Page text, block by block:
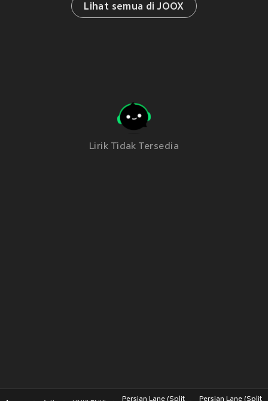
Lihat semua di JOOX
Lirik Tidak Tersedia
Persian Lane (Split Persian Lane (Split